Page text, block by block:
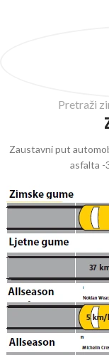
Pretraži
Zaustavni put
asfalta -